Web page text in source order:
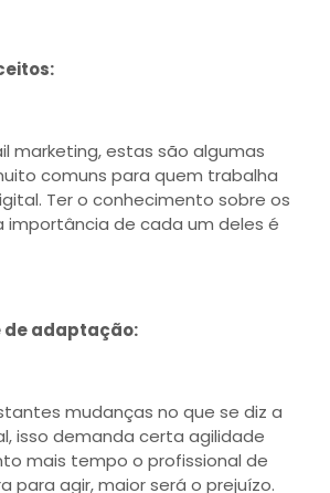
marketing, estas são algumas
comuns para quem trabalha
Ter o conhecimento sobre os
importância de cada um deles é
de adaptação:
mudanças no que se diz a
isso demanda certa agilidade
mais tempo o profissional de
para agir, maior será o prejuízo.